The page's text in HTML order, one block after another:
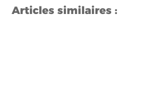
Articles similaires :